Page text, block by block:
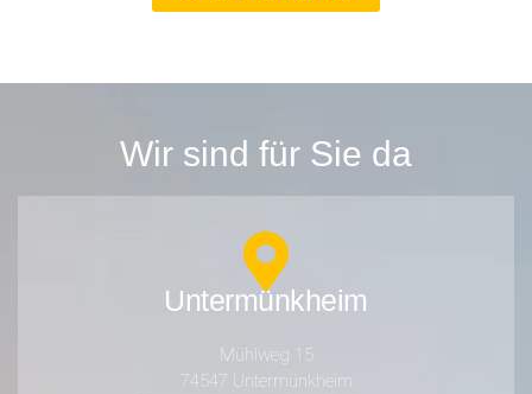
Wir sind für Sie da
Untermünkheim
Mühlweg 15
74547 Untermünkheim